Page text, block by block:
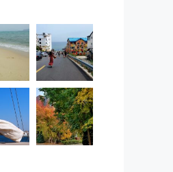
我把许嵩歌...